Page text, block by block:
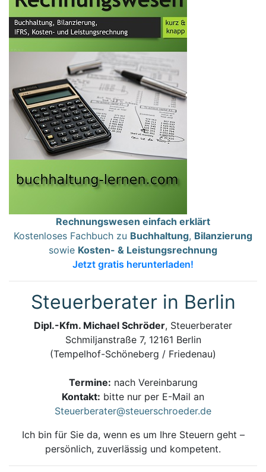
Rechnungswesen einfach erklärt
Kostenloses Fachbuch zu Buchhaltung, Bilanzierung
sowie Kosten- & Leistungsrechnung
Jetzt gratis herunterladen!
Steuerberater in Berlin
Dipl.-Kfm. Michael Schröder, Steuerberater
Schmiljanstraße 7, 12161 Berlin
(Tempelhof-Schöneberg / Friedenau)
Termine: nach Vereinbarung
Kontakt: bitte nur per E-Mail an
Steuerberater@steuerschroeder.de
Ich bin für Sie da, wenn es um Ihre Steuern geht –
persönlich, zuverlässig und kompetent.